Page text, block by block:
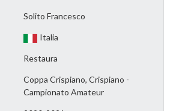
Solito Francesco
Italia
Restaura
Coppa Crispiano, Crispiano -
Campionato Amateur